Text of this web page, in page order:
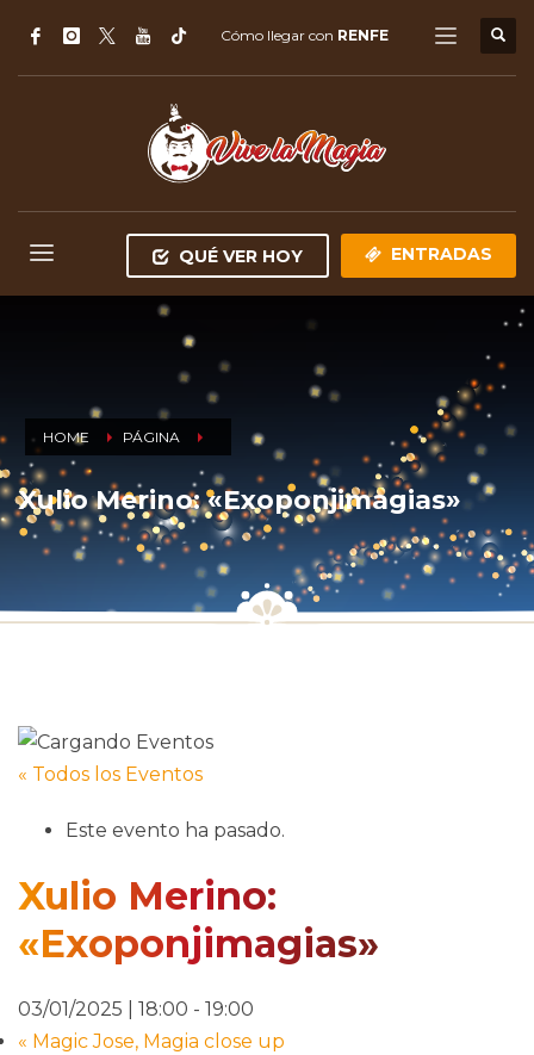
Cómo llegar con RENFE
QUÉ VER HOY ENTRADAS
HOME PÁGINA
Xulio Merino: «Exoponjimagias»
« Todos los Eventos
Este evento ha pasado.
Xulio Merino:
«Exoponjimagias»
03/01/2025 | 18:00 - 19:00
« Magic Jose, Magia close up